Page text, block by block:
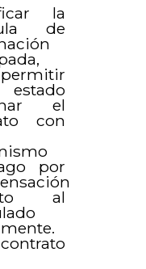
la
de
el
con
por
al